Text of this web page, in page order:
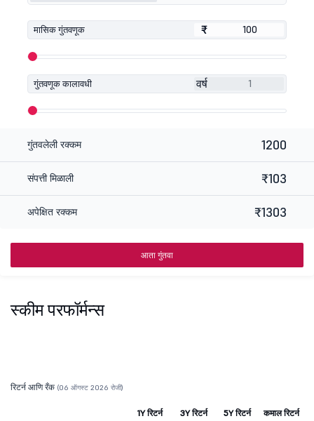
मासिक गुंतवणूक ₹
₹
गुंतवणूक कालावधी वर्ष
गुंतवलेली रक्कम 1200
संपत्ती मिळाली ₹103
अपेक्षित रक्कम ₹1303
आता गुंतवा
स्कीम परफॉर्मन्स
रिटर्न आणि रँक (06 ऑगस्ट 2026 रोजी)
1Y रिटर्न 3Y रिटर्न 5Y रिटर्न कमाल रिटर्न